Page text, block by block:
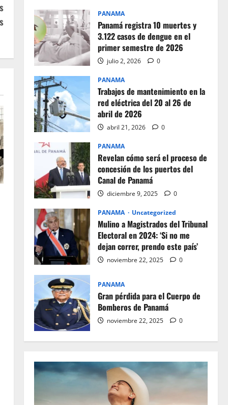
PANAMA
Panamá registra 10 muertes y
3.122 casos de dengue en el
primer semestre de 2026
julio 2, 2026 0
PANAMA
Trabajos de mantenimiento en la
red eléctrica del 20 al 26 de
abril de 2026
abril 21, 2026 0
PANAMA
Revelan cómo será el proceso de
concesión de los puertos del
Canal de Panamá
diciembre 9, 2025 0
PANAMA Uncategorized
Mulino a Magistrados del Tribunal
Electoral en 2024: ‘Si no me
dejan correr, prendo este país’
noviembre 22, 2025 0
PANAMA
Gran pérdida para el Cuerpo de
Bomberos de Panamá
noviembre 22, 2025 0